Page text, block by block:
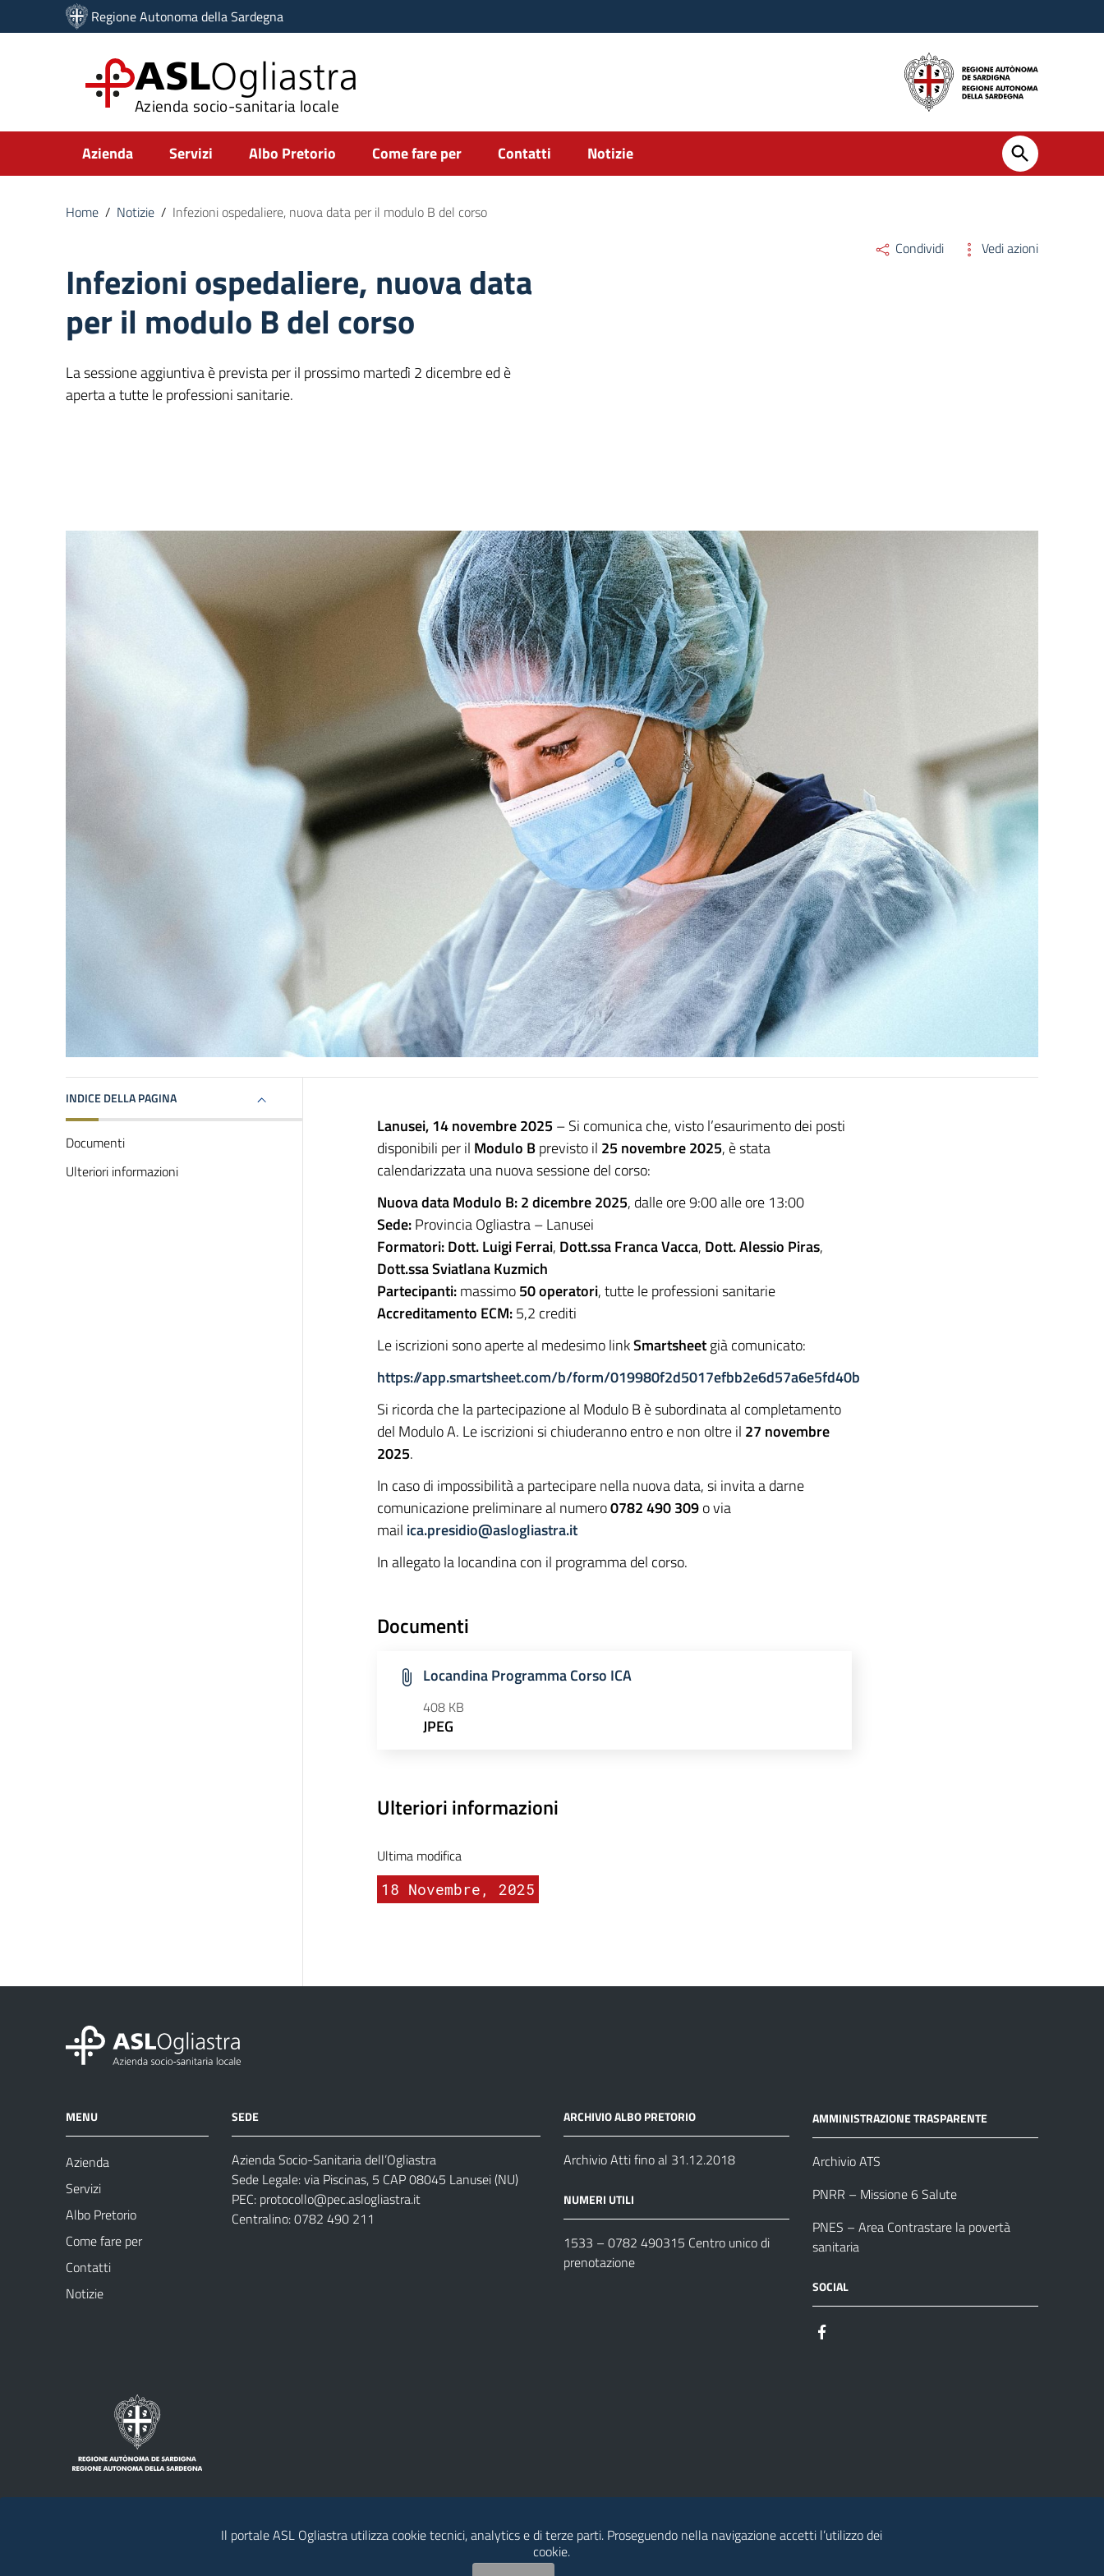
Vai ai contenuti
Vai al menu di navigazione
Regione Autonoma della Sardegna
ASLOgliastra
Azienda socio-sanitaria locale
Submenu
Azienda Servizi Albo Pretorio Come fare per Contatti Notizie
Home / Notizie / Infezioni ospedaliere, nuova data per il modulo B del corso
Infezioni ospedaliere, nuova data
per il modulo B del corso
La sessione aggiuntiva è prevista per il prossimo martedì 2 dicembre ed è
aperta a tutte le professioni sanitarie.
Condividi Vedi azioni
INDICE DELLA PAGINA
Documenti
Ulteriori informazioni
Lanusei, 14 novembre 2025 – Si comunica che, visto l’esaurimento dei posti
disponibili per il Modulo Bprevisto il 25 novembre 2025, è stata
calendarizzata una nuova sessione del corso:
Nuova data Modulo B:2 dicembre 2025, dalle ore 9:00 alle ore 13:00
Sede:Provincia Ogliastra – Lanusei
Formatori:Dott. Luigi Ferrai, Dott.ssa Franca Vacca, Dott. Alessio Piras,
Dott.ssa Sviatlana Kuzmich
Partecipanti:massimo50 operatori, tutte le professioni sanitarie
Accreditamento ECM:5,2 crediti
Le iscrizioni sono aperte al medesimo linkSmartsheetgià comunicato:
https://app.smartsheet.com/b/form/019980f2d5017efbb2e6d57a6e5fd40b
Si ricorda che la partecipazione al Modulo B è subordinata al completamento
del Modulo A. Le iscrizioni si chiuderanno entro e non oltre il 27 novembre
2025.
In caso di impossibilità a partecipare nella nuova data, si invita a darne
comunicazione preliminare al numero0782 490 309o via
mail ica.presidio@aslogliastra.it
In allegato la locandina con il programma del corso.
Documenti
Locandina Programma Corso ICA
408 KB
JPEG
Ulteriori informazioni
Ultima modifica
18 Novembre, 2025
MENU
Azienda
Servizi
Albo Pretorio
Come fare per
Contatti
Notizie
SEDE
Azienda Socio-Sanitaria dell’Ogliastra
Sede Legale: via Piscinas, 5 CAP 08045 Lanusei (NU)
PEC: protocollo@pec.aslogliastra.it
Centralino: 0782 490 211
ARCHIVIO ALBO PRETORIO
Archivio Atti fino al 31.12.2018
NUMERI UTILI
1533 – 0782 490315 Centro unico di
prenotazione
AMMINISTRAZIONE TRASPARENTE
Archivio ATS
PNRR – Missione 6 Salute
PNES – Area Contrastare la povertà
sanitaria
SOCIAL
Il portale ASL Ogliastra utilizza cookie tecnici, analytics e di terze parti. Proseguendo nella navigazione accetti l’utilizzo dei
cookie.